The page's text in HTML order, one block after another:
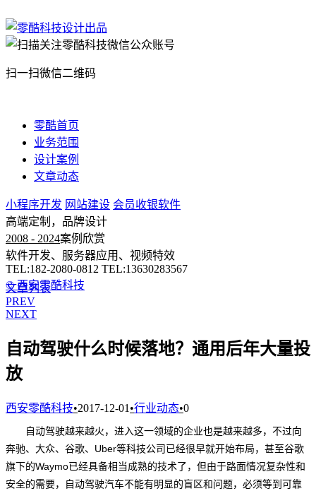
扫一扫微信二维码
零酷首页
业务范围
设计案例
文章动态
小程序开发 网站建设 会员收银软件
高端定制，品牌设计
2008 - 2024案例欣赏
软件开发、服务器应用、视频特效
TEL:182-2080-0812 TEL:13630283567
© 西安零酷科技
文章列表
PREV
NEXT
自动驾驶什么时候落地？通用后年大量投
放
西安零酷科技•2017-12-01 •行业动态•0
自动驾驶越来越火，进入这一领域的企业也是越来越多，不过向
奔驰、大众、谷歌、Uber等科技公司已经很早就开始布局，甚至谷歌
旗下的Waymo已经具备相当成熟的技术了，但由于路面情况复杂性和
安全的需要，自动驾驶汽车不能有明显的盲区和问题，必须等到可靠